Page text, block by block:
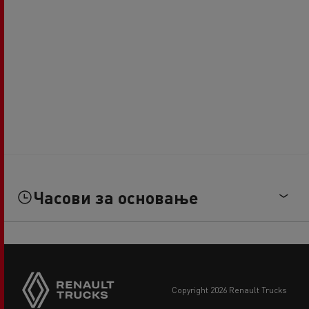
Часови за основање
copyright 2026 Renault Trucks